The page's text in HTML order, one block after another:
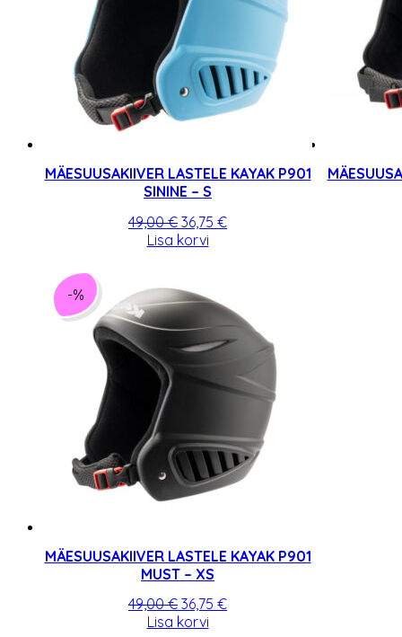
MÄESUUSAKIIVER LASTELE KAYAK P901
SININE – S
49,00€ Algne
hind
36,75 €Praegune
Lisa korvi
-%
MÄESUUSAKIIVER LASTELE KAYAK P901
MUST – XS
49,00€ Algne
hind
36,75 €Praegune
Lisa korvi